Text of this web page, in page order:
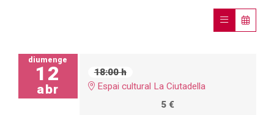
diumenge
12
abr
18:00 h
Espai cultural La Ciutadella
5 €